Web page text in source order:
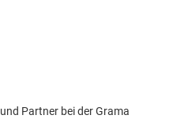
Partner bei der Grama